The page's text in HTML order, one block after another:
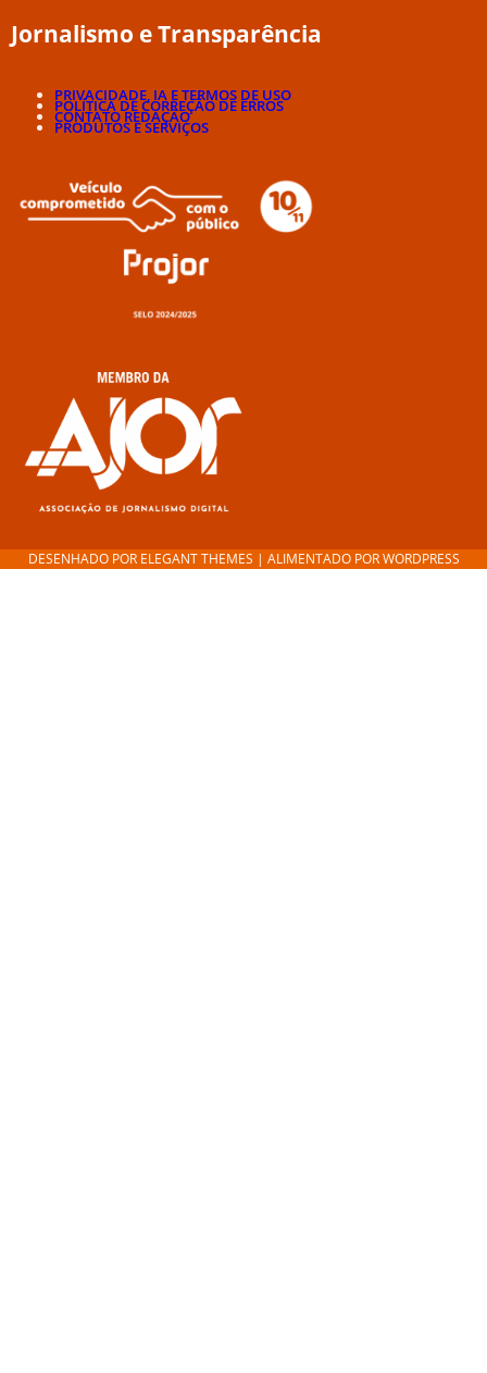
Jornalismo e Transparência
PRIVACIDADE, IA E TERMOS DE USO
POLÍTICA DE CORREÇÃO DE ERROS
CONTATO REDAÇÃO
PRODUTOS E SERVIÇOS
DESENHADO POR ELEGANT THEMES | ALIMENTADO PORWORDPRESS